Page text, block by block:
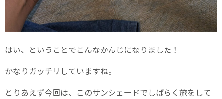
はい、ということでこんなかんじになりました！
かなりガッチリしていますね。
とりあえず今回は、このサンシェードでしばらく旅をして